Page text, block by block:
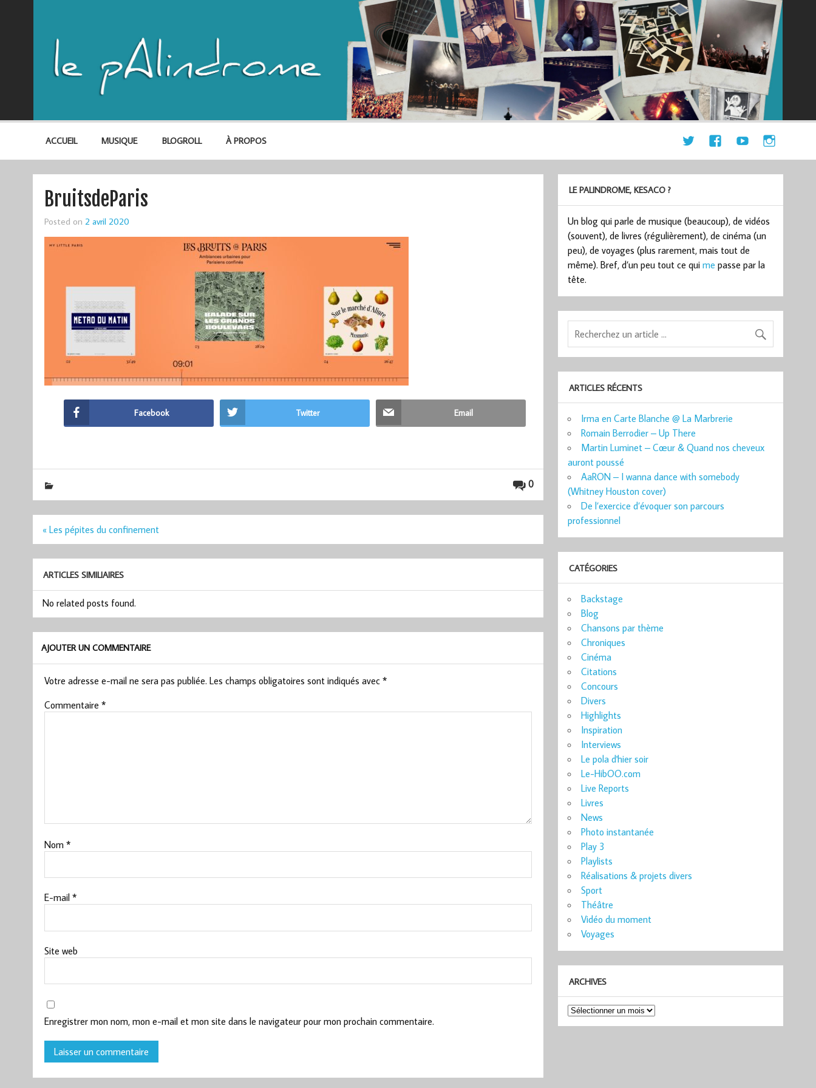
ACCUEIL MUSIQUE BLOGROLL À PROPOS
BruitsdeParis
Posted on 2 avril 2020
Facebook Twitter Email
0
Navigation
« Les pépites du confinement
ARTICLES SIMILIAIRES
No related posts found.
AJOUTER UN COMMENTAIRE
Votre adresse e-mail ne sera pas publiée. Les champs obligatoires sont indiqués avec *
Commentaire *
Nom *
E-mail *
Site web
Enregistrer mon nom, mon e-mail et mon site dans le navigateur pour mon prochain commentaire.
LE PALINDROME, KESACO ?
Un blog qui parle de musique (beaucoup), de vidéos
(souvent), de livres (régulièrement), de cinéma (un
peu), de voyages (plus rarement, mais tout de
même). Bref, d’un peu tout ce quime passe par la
tête.
ARTICLES RÉCENTS
Irma en Carte Blanche @ La Marbrerie
Romain Berrodier – Up There
Martin Luminet – Cœur & Quand nos cheveux
auront poussé
AaRON – I wanna dance with somebody
(Whitney Houston cover)
De l’exercice d’évoquer son parcours
professionnel
CATÉGORIES
Backstage
Blog
Chansons par thème
Chroniques
Cinéma
Citations
Concours
Divers
Highlights
Inspiration
Interviews
Le pola d'hier soir
Le-HibOO.com
Live Reports
Livres
News
Photo instantanée
Play 3
Playlists
Réalisations & projets divers
Sport
Théâtre
Vidéo du moment
Voyages
ARCHIVES
Archives